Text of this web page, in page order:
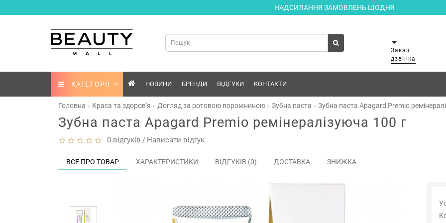
НАДСИЛАННЯ ЗАМОВЛЕНЬ ЩОДНЯ
Заказ
дзвінка
КАТЕГОРІЇ НОВИНИ БРЕНДИ ВІДГУКИ КОНТАКТИ
Головна Краса та здоров'я Догляд за ротовою порожниною Зубна паста Зубна паста Apagard Premio
Зубна паста Apagard Premio ремінералізуюча 100 г
0 відгуків / Написати відгук
ВСЕ ПРО ТОВАР ХАРАКТЕРИСТИКИ ВІДГУКІВ (0) ДОСТАВКА ЗНИЖКА